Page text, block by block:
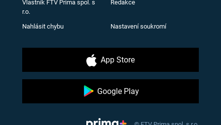
Vlastník FTV Prima spol. s
r.o.
Redakce
Nahlásit chybu Nastavení soukromí
App Store
Google Play